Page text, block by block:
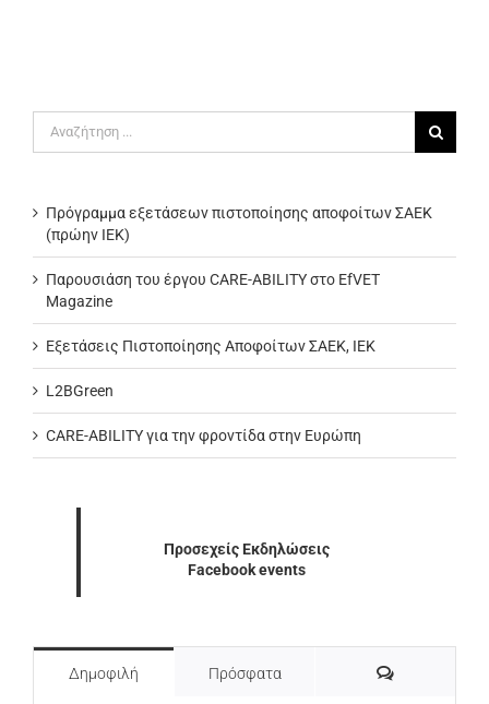
για:
Πρόγραμμα εξετάσεων πιστοποίησης αποφοίτων ΣΑΕΚ
(πρώην ΙΕΚ)
Παρουσιάση του έργου CARE-ABILITY στο EfVET
Magazine
Εξετάσεις Πιστοποίησης Αποφοίτων ΣΑΕΚ, ΙΕΚ
L2BGreen
CARE-ABILITY για την φροντίδα στην Ευρώπη
Προσεχείς Εκδηλώσεις
Facebook events
Δημοφιλή Πρόσφατα Σχόλια